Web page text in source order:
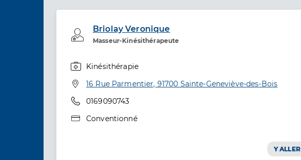
Briolay Veronique
Masseur-Kinésithérapeute
Professionel de santé
Kinésithérapie
Adresse
16 Rue Parmentier, 91700 Sainte-Geneviève-des-Bois
Téléphone
0169090743
Type de convention
Conventionné
Y ALLER